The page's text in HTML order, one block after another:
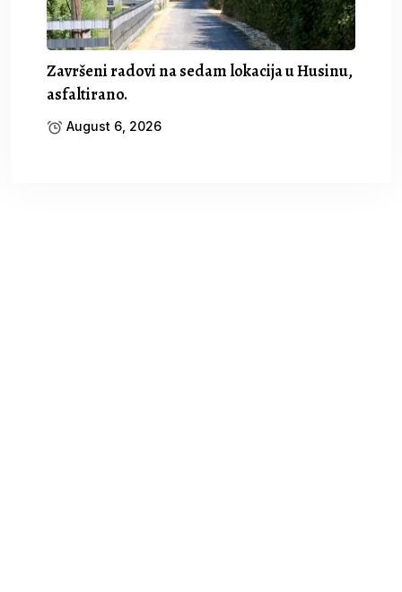
Završeni radovi na sedam lokacija u Husinu,
asfaltirano.
August 6, 2026